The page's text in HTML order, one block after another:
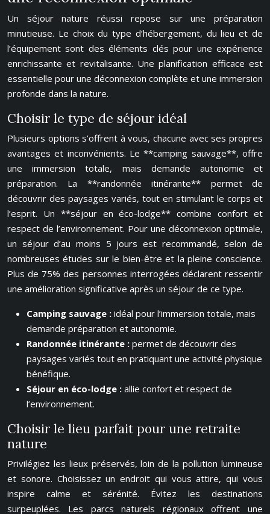
Un séjour nature réussi repose sur une préparation
minutieuse. Le choix du type d’hébergement, du lieu et de
l’équipement sont des éléments clés pour une expérience
enrichissante et revitalisante. Une planification efficace est
essentielle pour une déconnexion complète et une immersion
profonde dans la nature.
Choisir le type de séjour idéal
Plusieurs options s’offrent à vous, chacune avec ses propres
avantages et inconvénients. Le **camping sauvage**, offre
une immersion totale, mais demande autonomie et
préparation. La **randonnée itinérante** permet de
découvrir des paysages variés, tout en stimulant le corps et
l’esprit. Un **séjour en éco-lodge** combine confort et
respect de l’environnement. Pour une déconnexion optimale,
un séjour d’au moins 5 jours est recommandé, selon de
nombreuses études sur le bien-être et la pleine conscience.
Plus de 75% des personnes interrogées déclarent ressentir
une amélioration significative après un séjour de ce type.
Camping sauvage : idéal pour l’immersion totale, mais
demande préparation et autonomie.
Randonnée itinérante : permet de découvrir des
paysages variés tout en pratiquant une activité physique
bénéfique.
Séjour en éco-lodge : allie confort et respect de
l’environnement.
Choisir le lieu parfait pour une retraite
nature
Privilégiez les lieux préservés, loin de la pollution lumineuse
et sonore. Choisissez un endroit qui vous attire, qui vous
inspire calme et sérénité. Évitez les destinations
surpeuplées. Les parcs naturels régionaux offrent une